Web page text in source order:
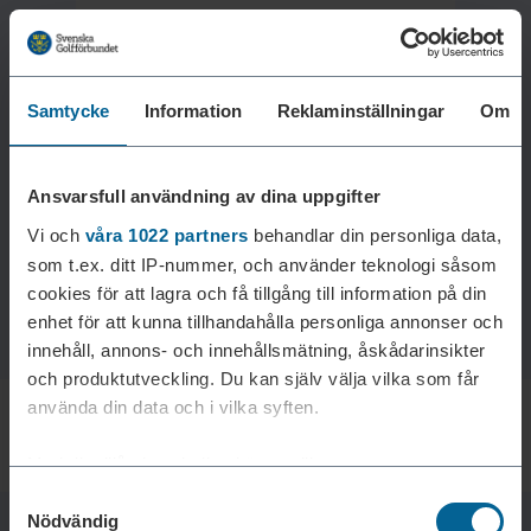
Samtycke Information Reklaminställningar Om
Ansvarsfull användning av dina uppgifter
Vi och våra 1022 partners behandlar din personliga data,
som t.ex. ditt IP-nummer, och använder teknologi såsom
cookies för att lagra och få tillgång till information på din
enhet för att kunna tillhandahålla personliga annonser och
innehåll, annons- och innehållsmätning, åskådarinsikter
och produktutveckling. Du kan själv välja vilka som får
använda din data och i vilka syften.
Med din tillåtelse skulle vi även vilja:
kan ha en noggrannhet på upp till flera meter
Nödvändig
Laddar reklam...